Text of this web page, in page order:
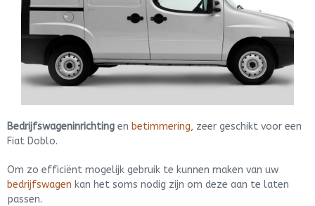
Bedrijfswageninrichting en betimmering, zeer geschikt voor een
Fiat Doblo.
Om zo efficiënt mogelijk gebruik te kunnen maken van uw
bedrijfswagen kan het soms nodig zijn om deze aan te laten
passen.